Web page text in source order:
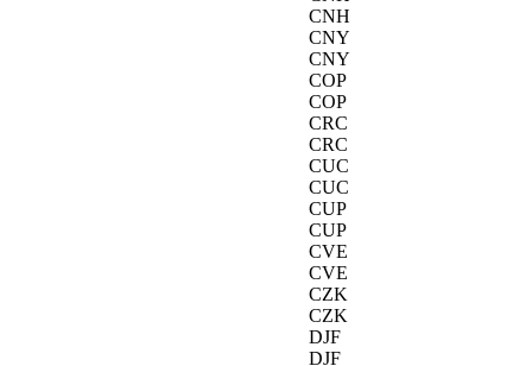
CNH
CNY
CNY
COP
COP
CRC
CRC
CUC
CUC
CUP
CUP
CVE
CVE
CZK
CZK
DJF
DJF